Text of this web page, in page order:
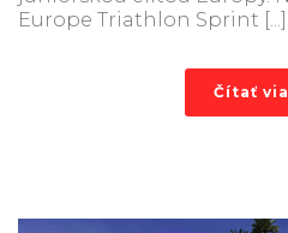
Europe Triathlon Sprint [...]
Čítať